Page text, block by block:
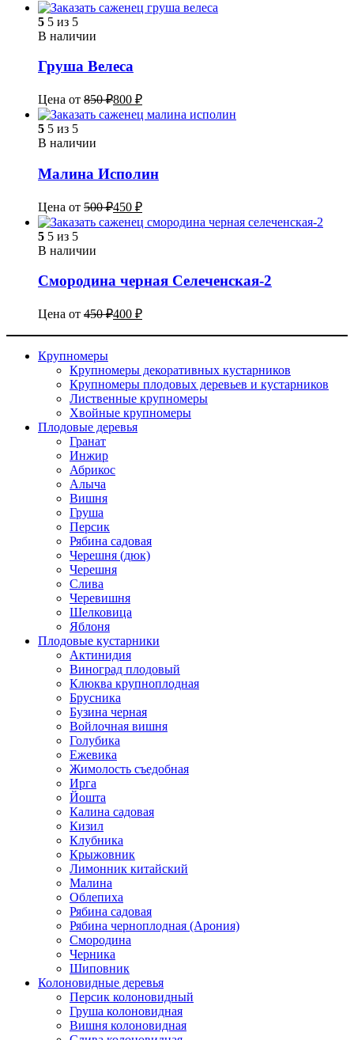
5 5 из 5
В наличии
Груша Велеса
Цена от 850₽800 ₽
5 5 из 5
В наличии
Малина Исполин
Цена от 500₽450 ₽
5 5 из 5
В наличии
Смородина черная Селеченская-2
Цена от 450₽400 ₽
Крупномеры
Крупномеры декоративных кустарников
Крупномеры плодовых деревьев и кустарников
Лиственные крупномеры
Хвойные крупномеры
Плодовые деревья
Гранат
Инжир
Абрикос
Алыча
Вишня
Груша
Персик
Рябина садовая
Черешня (дюк)
Черешня
Слива
Черевишня
Шелковица
Яблоня
Плодовые кустарники
Актинидия
Виноград плодовый
Клюква крупноплодная
Брусника
Бузина черная
Войлочная вишня
Голубика
Ежевика
Жимолость съедобная
Ирга
Йошта
Калина садовая
Кизил
Клубника
Крыжовник
Лимонник китайский
Малина
Облепиха
Рябина садовая
Рябина черноплодная (Арония)
Смородина
Черника
Шиповник
Колоновидные деревья
Персик колоновидный
Груша колоновидная
Вишня колоновидная